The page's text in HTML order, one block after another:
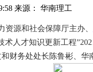
来源： 华南理工
资源和社会保障厅主办、
人才知识更新工程
财务处处长陈鲁彬、